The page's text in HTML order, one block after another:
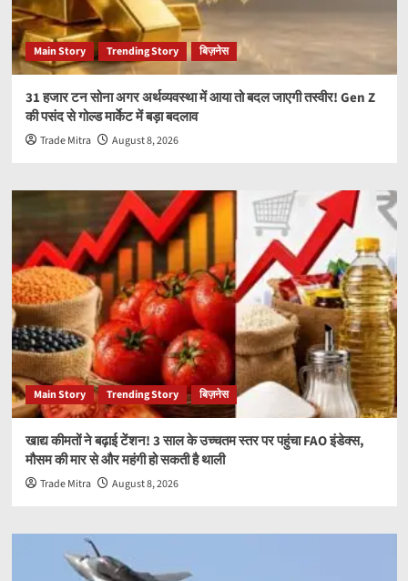
Main Story Trending Story बिज़नेस
31 हजार टन सोना अगर अर्थव्यवस्था में आया तो बदल जाएगी तस्वीर! Gen Z
की पसंद से गोल्ड मार्केट में बड़ा बदलाव
Trade Mitra August 8, 2026
Main Story Trending Story बिज़नेस
खाद्य कीमतों ने बढ़ाई टेंशन! 3 साल के उच्चतम स्तर पर पहुंचा FAO इंडेक्स,
मौसम की मार से और महंगी हो सकती है थाली
Trade Mitra August 8, 2026